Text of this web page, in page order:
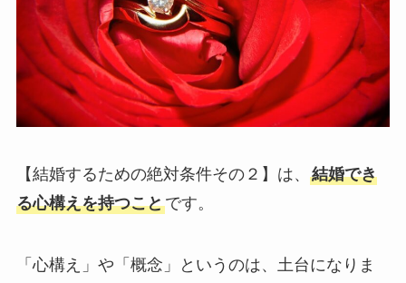
【結婚するための絶対条件その２】は、 結婚でき
る心構えを持つことです。
「心構え」や「概念」というのは、土台になりま